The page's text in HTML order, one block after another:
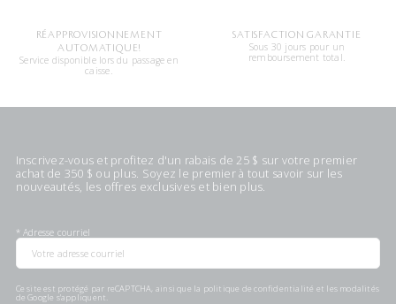
RÉAPPROVISIONNEMENT
AUTOMATIQUE!
Service disponible lors du passage en
caisse.
SATISFACTION GARANTIE
Sous 30 jours pour un
remboursement total.
Inscrivez-vous et profitez d'un rabais de 25 $ sur votre premier
achat de 350 $ ou plus. Soyez le premier à tout savoir sur les
nouveautés, les offres exclusives et bien plus.
* Adresse courriel
Ce site est protégé par reCAPTCHA, ainsi que la politique de confidentialité et les modalités
de Google s'appliquent.